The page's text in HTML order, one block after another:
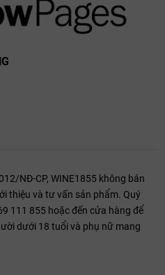
NĐ-CP, WINE1855 không bán
thiệu và tư vấn sản phẩm. Quý
111 855 hoặc đến cửa hàng để
dưới 18 tuổi và phụ nữ mang